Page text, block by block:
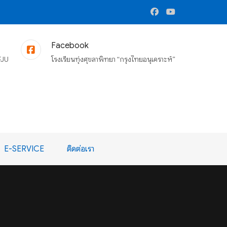
Facebook
โรงเรียนทุ่งศุขลาพิทยา “กรุงไทยอนุเคราะห์”
E-SERVICE ติดต่อเรา